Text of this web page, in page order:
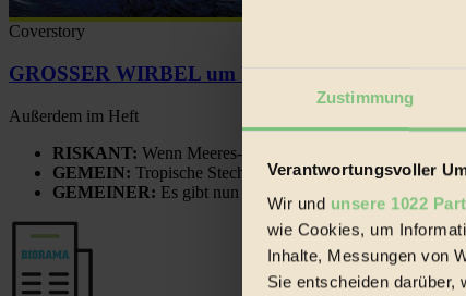
Zustimmung
Verantwortungsvoller
Wir und unsere 1022
wie Cookies, um
Inhalte, Messungen von
Sie entscheiden darüber,
Coverstory
GROSSER WIRBEL um Versuche, den Ozean und
Außerdem im Heft
RISKANT: Wenn Meeres- und Wildvögel im
GEMEIN: Tropische Stechmücken fühlen sich in
GEMEINER: Es gibt nun Weinflaschen, die nach